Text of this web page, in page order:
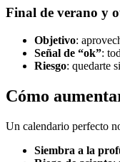
Final de verano y
Objetivo:
Señal de “ok”:
Riesgo: quedarte
Cómo
Un calendario perfecto
Siembra a la